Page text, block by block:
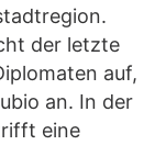
der letzte
auf,
an. In der
eine